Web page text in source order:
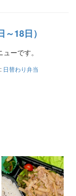
18日）
ーです。
日替わり弁当